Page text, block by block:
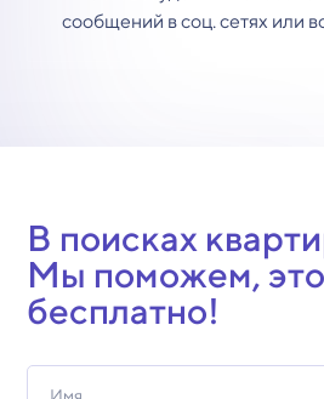
сообщений в соц. сетях или
В поисках
Мы поможем,
бесплатно!